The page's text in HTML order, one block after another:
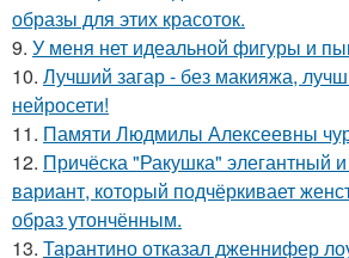
образы для этих красоток.
9. У меня нет идеальной фигуры и
10. Лучший загар - без макияжа,
нейросети!
11. Памяти Людмилы Алексеевны
12. Причёска "Ракушка" элегантный
вариант, который подчёркивает
образ утончённым.
13. Тарантино отказал дженнифер